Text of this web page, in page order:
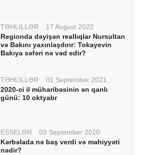
TƏHLİLLƏR
17 August 2022
Regionda dəyişən reallıqlar Nursultan
və Bakını yaxınlaşdırır: Tokayevin
Bakıya səfəri nə vəd edir?
TƏHLİLLƏR
01 September 2021
2020-ci il müharibəsinin ən qanlı
günü: 10 oktyabr
ESSELƏR
03 September 2020
Kərbəlada nə baş verdi və mahiyyəti
nədir?